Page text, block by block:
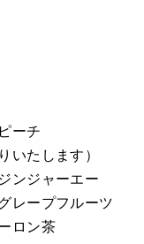
ーチ
いたします）
ンジャーエー
レープフルーツ
ロン茶